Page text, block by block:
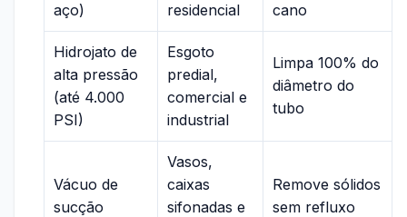
aço)
residencial
cano
Hidrojato de
alta pressão
(até 4.000
PSI)
Esgoto
predial,
comercial e
industrial
Limpa 100% do
diâmetro do
tubo
Vácuo de
sucção
Vasos,
caixas
sifonadas e
Remove sólidos
sem refluxo